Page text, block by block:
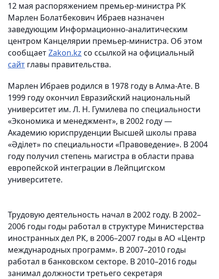
12 мая распоряжением премьер-министра РК
Марлен Болатбекович Ибраев назначен
заведующим Информационно-аналитическим
центром Канцелярии премьер-министра. Об этом
сообщаетZakon.kz со ссылкой на официальный
сайт главы правительства.
Марлен Ибраев родился в 1978 году в Алма-Ате. В
1999 году окончил Евразийский национальный
университет им. Л. Н. Гумилева по специальности
«Экономика и менеджмент», в 2002 году —
Академию юриспруденции Высшей школы права
«Әділет» по специальности «Правоведение». В 2004
году получил степень магистра в области права
европейской интеграции в Лейпцигском
университете.
Трудовую деятельность начал в 2002 году. В 2002–
2006 годы годы работал в структуре Министерства
иностранных дел РК, в 2006–2007 годы в АО «Центр
международных программ». В 2007–2010 годы
работал в банковском секторе. В 2010–2016 годы
занимал должности третьего секретаря